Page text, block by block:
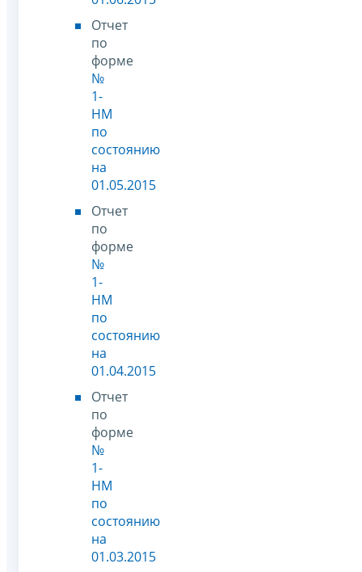
Отчет
по
форме
№
1-
НМ
по
состоянию
на
01.05.2015
Отчет
по
форме
№
1-
НМ
по
состоянию
на
01.04.2015
Отчет
по
форме
№
1-
НМ
по
состоянию
на
01.03.2015